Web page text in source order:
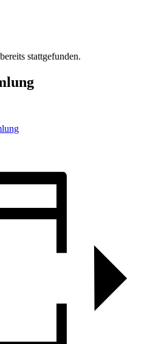
stattgefunden.